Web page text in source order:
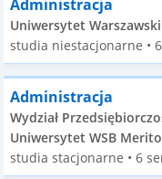
Administracja
Uniwersytet
studia niestacjonarne •
Administracja
Wydział
Uniwersytet WSB
studia stacjonarne • 6